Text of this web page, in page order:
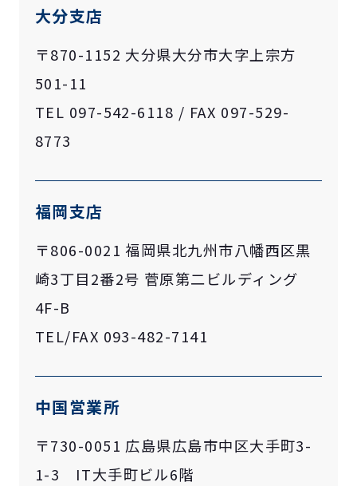
大分支店
〒870-1152 大分県大分市大字上宗方
501-11
TEL 097-542-6118 / FAX 097-529-
8773
福岡支店
〒806-0021 福岡県北九州市八幡西区黒
崎3丁目2番2号 菅原第二ビルディング
4F-B
TEL/FAX 093-482-7141
中国営業所
〒730-0051 広島県広島市中区大手町3-
1-3 IT大手町ビル6階